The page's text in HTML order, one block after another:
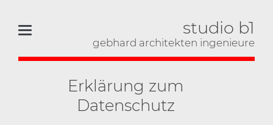
studio b1
gebhard architekten ingenieure
Erklärung zum
Datenschutz